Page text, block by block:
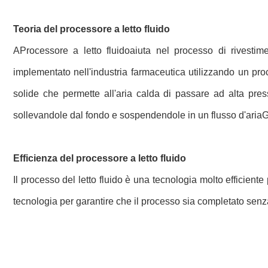
Teoria del processore a letto fluido
AProcessore a letto fluidoaiuta nel processo di
implementato nell'industria farmaceutica utilizzando un
solide che permette all'aria calda di passare ad alta
sollevandole dal fondo e sospendendole in un flusso
Efficienza del processore a letto fluido
Il processo del letto fluido è una tecnologia molto
tecnologia per garantire che il processo sia completato